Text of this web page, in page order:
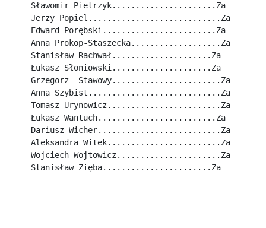
Sławomir Pietrzyk......................Za
Jerzy Popiel............................Za
Edward Porębski........................Za
Anna Prokop-Staszecka...................Za
Stanisław Rachwał.....................Za
Łukasz Słoniowski.....................Za
Grzegorz  Stawowy.......................Za
Anna Szybist............................Za
Tomasz Urynowicz........................Za
Łukasz Wantuch.........................Za
Dariusz Wicher..........................Za
Aleksandra Witek........................Za
Wojciech Wojtowicz......................Za
Stanisław Zięba.......................Za